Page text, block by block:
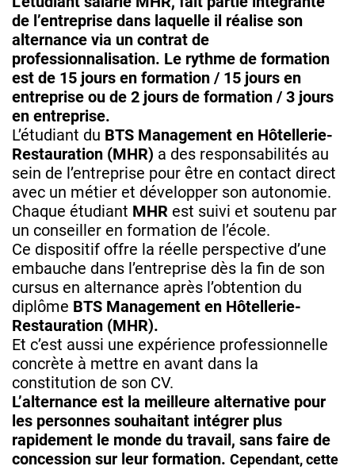
de l’entreprise dans laquelle il réalise son
alternance via un contrat de
professionnalisation. Le rythme de formation
est de 15 jours en formation / 15 jours en
entreprise ou de 2 jours de formation / 3 jours
en entreprise.
L’étudiant du BTS Management en Hôtellerie-
Restauration (MHR) a des responsabilités au
sein de l’entreprise pour être en contact direct
avec un métier et développer son autonomie.
Chaque étudiant MHR est suivi et soutenu par
un conseiller en formation de l’école.
Ce dispositif offre la réelle perspective d’une
embauche dans l’entreprise dès la fin de son
cursus en alternance après l’obtention du
diplôme BTS Management en Hôtellerie-
Restauration (MHR).
Et c’est aussi une expérience professionnelle
concrète à mettre en avant dans la
constitution de son CV.
L’alternance est la meilleure alternative pour
les personnes souhaitant intégrer plus
rapidement le monde du travail, sans faire de
concession sur leur formation. Cependant, cette